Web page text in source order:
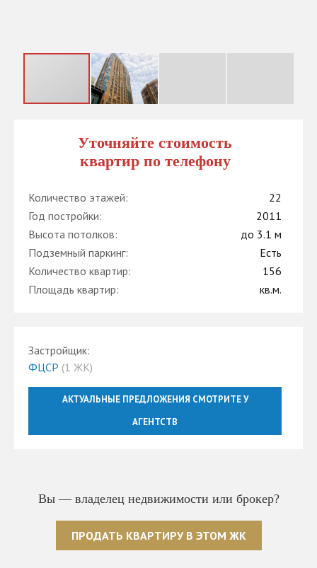
Уточняйте стоимость
квартир по телефону
Количество этажей:
22
Год постройки:
2011
Высота потолков:
до 3.1 м
Подземный паркинг:
Есть
Количество квартир:
156
Площадь квартир:
кв.м.
Застройщик:
ФЦСР (1 ЖК)
АКТУАЛЬНЫЕ ПРЕДЛОЖЕНИЯ СМОТРИТЕ У
АГЕНТСТВ
Вы — владелец недвижимости или брокер?
ПРОДАТЬ КВАРТИРУ В ЭТОМ ЖК